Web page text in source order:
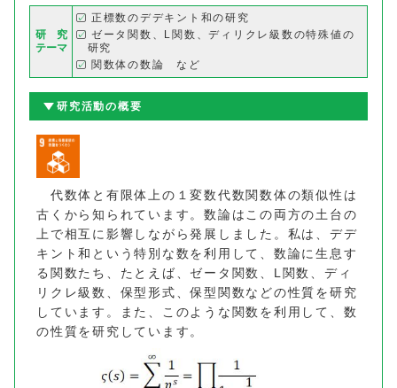
研 究
テーマ
正標数のデデキント和の研究
ゼータ関数、L関数、ディリクレ級数の特殊値の
研究
関数体の数論 など
研究活動の概要
代数体と有限体上の１変数代数関数体の類似性は
古くから知られています。数論はこの両方の土台の
上で相互に影響しながら発展しました。私は、デデ
キント和という特別な数を利用して、数論に生息す
る関数たち、たとえば、ゼータ関数、L関数、ディ
リクレ級数、保型形式、保型関数などの性質を研究
しています。また、このような関数を利用して、数
の性質を研究しています。